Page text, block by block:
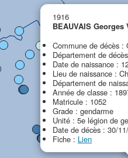
1916
BEAUVAIS Georges
Commune de décès :
Département de
Date de naissance :
Lieu de naissance :
Département de
Année de classe :
Matricule : 1052
Grade : gendarme
Unité : 5e légion de
Date de décès : 30/
Fiche : Lien